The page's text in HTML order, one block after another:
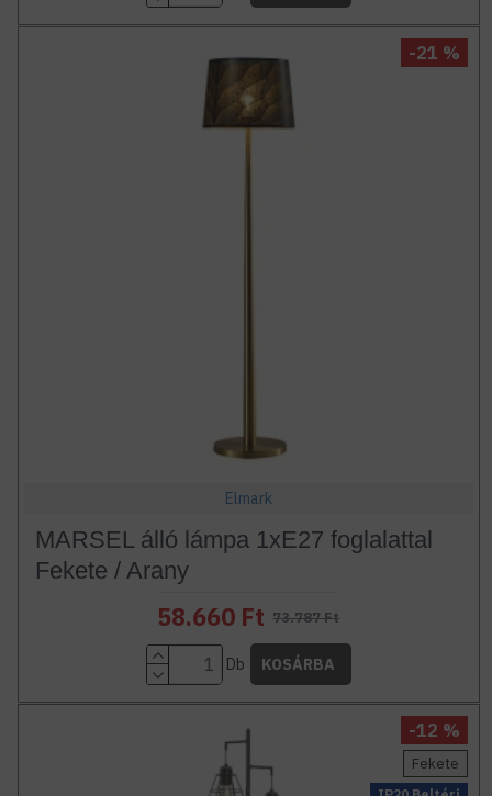
-21 %
Elmark
MARSEL álló lámpa 1xE27 foglalattal
Fekete / Arany
58.660 Ft 73.787 Ft
Db KOSÁRBA
Fekete
-12 %